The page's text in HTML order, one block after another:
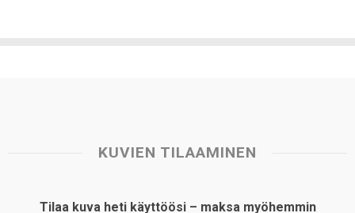
KUVIEN TILAAMINEN
Tilaa kuva heti käyttöösi – maksa myöhemmin